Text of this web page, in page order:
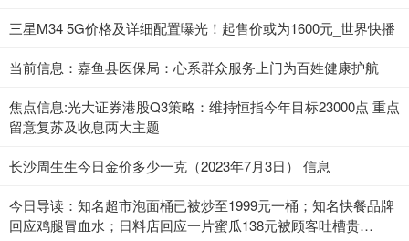
三星M34 5G价格及详细配置曝光！起售价或为1600元_世界快播
当前信息：嘉鱼县医保局：心系群众服务上门为百姓健康护航
焦点信息:光大证券港股Q3策略：维持恒指今年目标23000点 重点
留意复苏及收息两大主题
长沙周生生今日金价多少一克（2023年7月3日） 信息
今日导读：知名超市泡面桶已被炒至1999元一桶；知名快餐品牌
回应鸡腿冒血水；日料店回应一片蜜瓜138元被顾客吐槽贵